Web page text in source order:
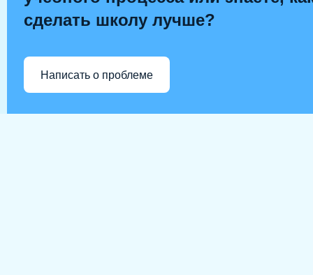
сделать школу лучше?
Написать о проблеме